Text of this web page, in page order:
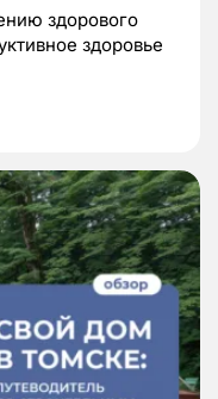
здорового
здоровье